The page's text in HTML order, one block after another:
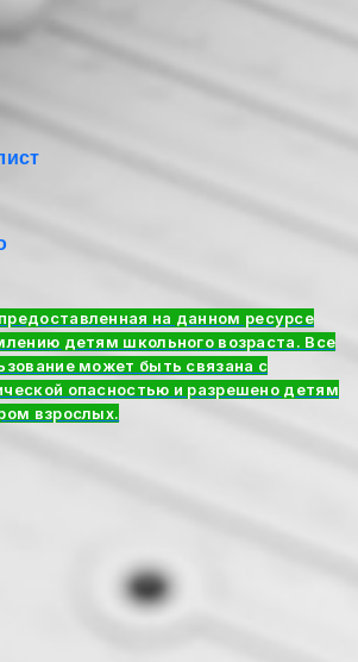
на данном ресурсе
детям школьного возраста. Все
может быть связана с
опасностью и разрешено детям
взрослых.